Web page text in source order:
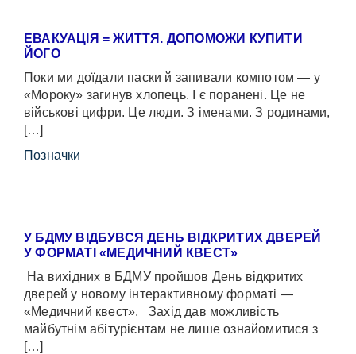
ЕВАКУАЦІЯ = ЖИТТЯ. ДОПОМОЖИ КУПИТИ
ЙОГО
Поки ми доїдали паски й запивали компотом — у
«Мороку» загинув хлопець. І є поранені. Це не
військові цифри. Це люди. З іменами. З родинами,
[…]
Позначки
У БДМУ ВІДБУВСЯ ДЕНЬ ВІДКРИТИХ ДВЕРЕЙ
У ФОРМАТІ «МЕДИЧНИЙ КВЕСТ»
На вихідних в БДМУ пройшов День відкритих
дверей у новому інтерактивному форматі —
«Медичний квест». Захід дав можливість
майбутнім абітурієнтам не лише ознайомитися з
[…]